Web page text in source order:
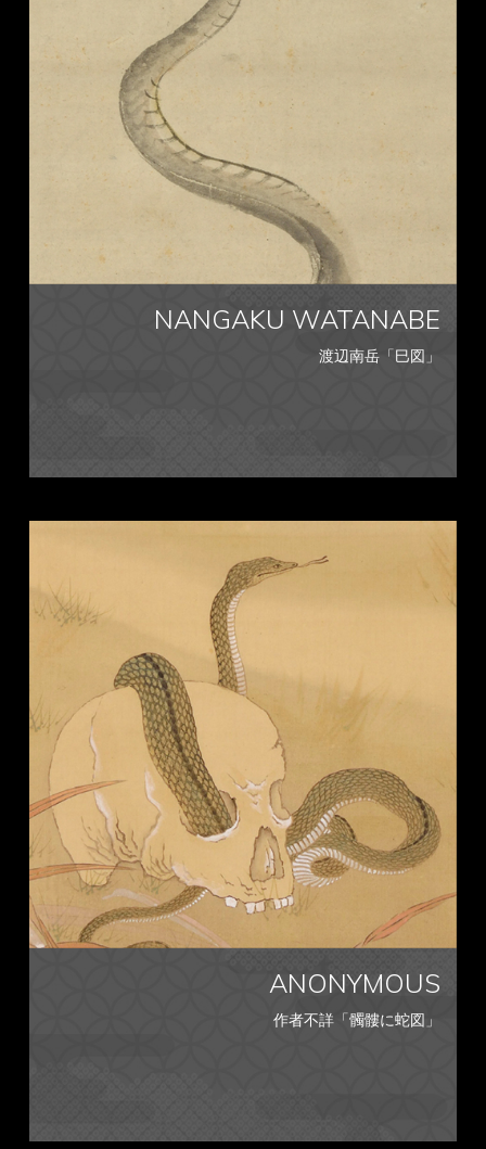
NANGAKU WATANABE
渡辺南岳「巳図」
ANONYMOUS
作者不詳「髑髏に蛇図」